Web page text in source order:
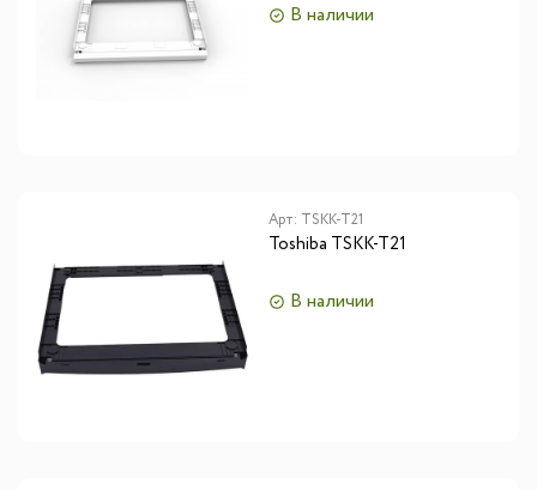
В наличии
Арт: TSKK-T21
Toshiba TSKK-T21
В наличии